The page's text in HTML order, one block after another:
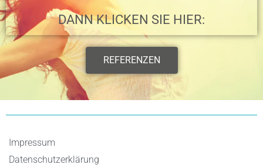
DANN KLICKEN SIE HIER:
REFERENZEN
Impressum
Datenschutzerklärung